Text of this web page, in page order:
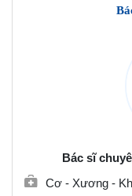
Bác sĩ
Cơ - Xương -